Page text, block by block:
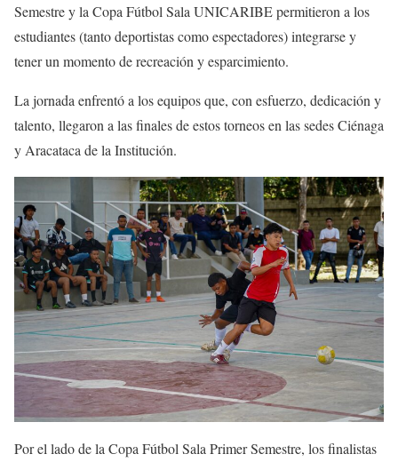
Semestre y la Copa Fútbol Sala UNICARIBE permitieron a los
estudiantes (tanto deportistas como espectadores) integrarse y
tener un momento de recreación y esparcimiento.
La jornada enfrentó a los equipos que, con esfuerzo, dedicación y
talento, llegaron a las finales de estos torneos en las sedes Ciénaga
y Aracataca de la Institución.
Por el lado de la Copa Fútbol Sala Primer Semestre, los finalistas